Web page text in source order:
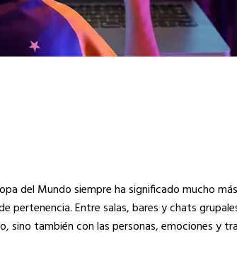
del Mundo siempre ha significado mucho
pertenencia. Entre salas, bares y chats
también con las personas, emociones y